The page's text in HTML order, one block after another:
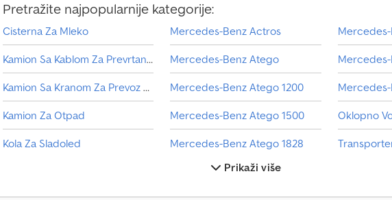
Pretražite najpopularnije kategorije:
Cisterna Za Mleko
Kamion Sa Kablom Za Prevrtanje
Kamion Sa Kranom Za Prevoz Kontejnera
Kamion Za Otpad
Kola Za Sladoled
Mercedes-Benz Actros
Mercedes-Benz Atego
Mercedes-Benz Atego 1200
Mercedes-Benz Atego 1500
Mercedes-Benz Atego 1828
Mercedes-Benz Atego 800
Mercedes-
Prikaži više